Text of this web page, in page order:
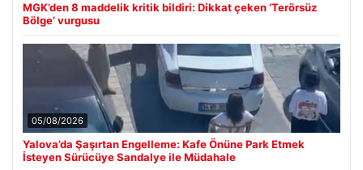
MGK’den 8 maddelik kritik bildiri: Dikkat çeken ‘Terörsüz
Bölge’ vurgusu
05/08/2026
Yalova’da Şaşırtan Engelleme: Kafe Önüne Park Etmek
İsteyen Sürücüye Sandalye ile Müdahale